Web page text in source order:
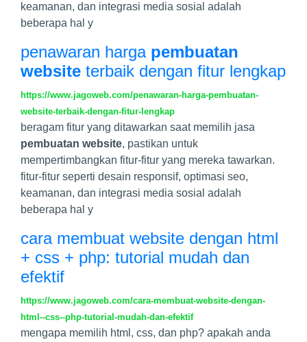
keamanan, dan integrasi media sosial adalah
beberapa hal y
penawaran harga pembuatan
website terbaik dengan fitur lengkap
https://www.jagoweb.com/penawaran-harga-pembuatan-
website-terbaik-dengan-fitur-lengkap
beragam fitur yang ditawarkan saat memilih jasa
pembuatan website, pastikan untuk
mempertimbangkan fitur-fitur yang mereka tawarkan.
fitur-fitur seperti desain responsif, optimasi seo,
keamanan, dan integrasi media sosial adalah
beberapa hal y
cara membuat website dengan html
+ css + php: tutorial mudah dan
efektif
https://www.jagoweb.com/cara-membuat-website-dengan-
html--css--php-tutorial-mudah-dan-efektif
mengapa memilih html, css, dan php? apakah anda